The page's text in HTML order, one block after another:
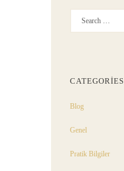
CATEGORIES
Blog
Genel
Pratik Bilgiler